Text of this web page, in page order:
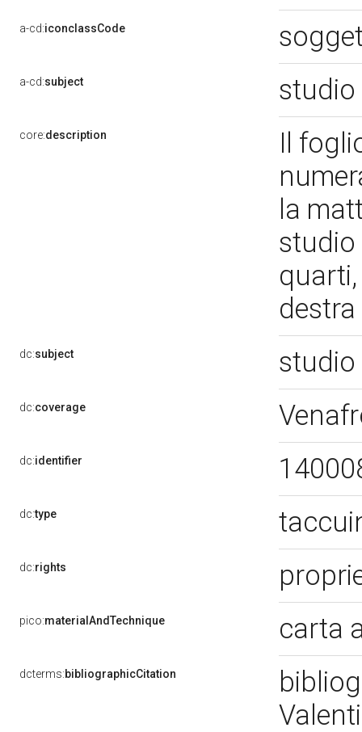
a-cd:iconclassCode
a-cd:subject
core:description
Il
la
studio
destra
dc:subject
dc:coverage
dc:identifier
dc:type
dc:rights
pico:materialAndTechnique carta
dcterms:bibliographicCitation